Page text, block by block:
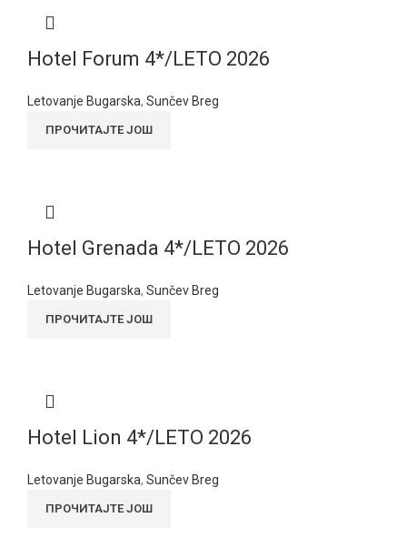
Hotel Forum 4*/LETO 2026
Letovanje Bugarska, Sunčev Breg
ПРОЧИТАЈТЕ ЈОШ
Hotel Grenada 4*/LETO 2026
Letovanje Bugarska, Sunčev Breg
ПРОЧИТАЈТЕ ЈОШ
Hotel Lion 4*/LETO 2026
Letovanje Bugarska, Sunčev Breg
ПРОЧИТАЈТЕ ЈОШ